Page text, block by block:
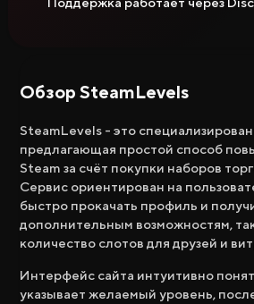
Обзор SteamLevels
SteamLevels - это
предлагающая простой способ
Steam за счёт покупки наборов
Сервис ориентирован на
быстро прокачать профиль и
дополнительным возможностям,
количество слотов для друзей и
Интерфейс сайта интуитивно
указывает желаемый уровень,